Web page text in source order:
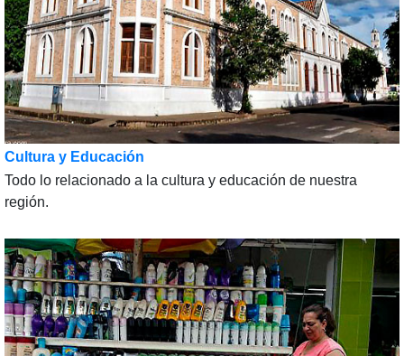
Cultura y Educación
Todo lo relacionado a la cultura y educación de nuestra
región.